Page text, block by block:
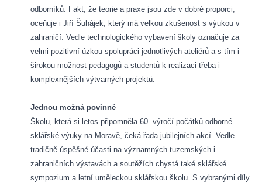
odborníků. Fakt, že teorie a praxe jsou zde v dobré proporci,
oceňuje i Jiří Šuhájek, který má velkou zkušenost s výukou v
zahraničí. Vedle technologického vybavení školy označuje za
velmi pozitivní úzkou spolupráci jednotlivých ateliérů a s tím i
širokou možnost pedagogů a studentů k realizaci třeba i
komplexnějších výtvarných projektů.
Jednou možná povinně
Školu, která si letos připomněla 60. výročí počátků odborné
sklářské výuky na Moravě, čeká řada jubilejních akcí. Vedle
tradičně úspěšné účasti na významných tuzemských i
zahraničních výstavách a soutěžích chystá také sklářské
sympozium a letní uměleckou sklářskou školu. S vybranými díly